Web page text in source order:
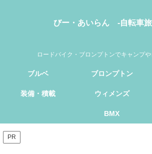
びー・あいらん -自転車
ロードバイク・ブロンプトンでキャンプ
ブルベ ブロンプトン
装備・積載 ウィメンズ
BMX
PR